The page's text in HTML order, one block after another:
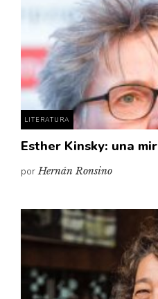
LITERATURA
Esther Kinsky: una
porHernán Ronsino